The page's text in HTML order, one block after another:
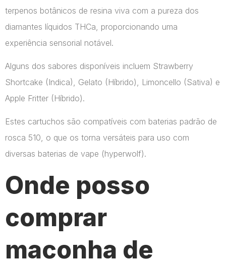
terpenos botânicos de resina viva com a pureza dos
diamantes líquidos THCa, proporcionando uma
experiência sensorial notável.
Alguns dos sabores disponíveis incluem Strawberry
Shortcake (Indica), Gelato (Híbrido), Limoncello (Sativa) e
Apple Fritter (Híbrido).
Estes cartuchos são compatíveis com baterias padrão de
rosca 510, o que os torna versáteis para uso com
diversas baterias de vape​ (hyperwolf)​.
Onde posso
comprar
maconha de